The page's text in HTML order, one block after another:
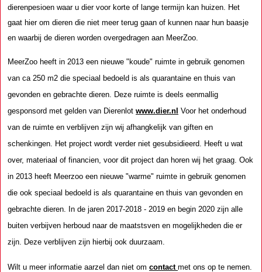
dierenpesioen waar u dier voor korte of lange termijn kan huizen. Het
gaat hier om dieren die niet meer terug gaan of kunnen naar hun baasje
en waarbij de dieren worden overgedragen aan MeerZoo.
MeerZoo heeft in 2013 een nieuwe "koude" ruimte in gebruik genomen
van ca 250 m2 die speciaal bedoeld is als quarantaine en thuis van
gevonden en gebrachte dieren. Deze ruimte is deels eenmallig
gesponsord met gelden van Dierenlot www.dier.nl Voor het onderhoud
van de ruimte en verblijven zijn wij afhangkelijk van giften en
schenkingen. Het project wordt verder niet gesubsidieerd. Heeft u wat
over, materiaal of financien, voor dit project dan horen wij het graag. Ook
in 2013 heeft Meerzoo een nieuwe "warme" ruimte in gebruik genomen
die ook speciaal bedoeld is als quarantaine en thuis van gevonden en
gebrachte dieren. In de jaren 2017-2018 - 2019 en begin 2020 zijn alle
buiten verbijven herboud naar de maatstsven en mogelijkheden die er
zijn. Deze verblijven zijn hierbij ook duurzaam.
Wilt u meer informatie aarzel dan niet om contact met ons op te nemen.